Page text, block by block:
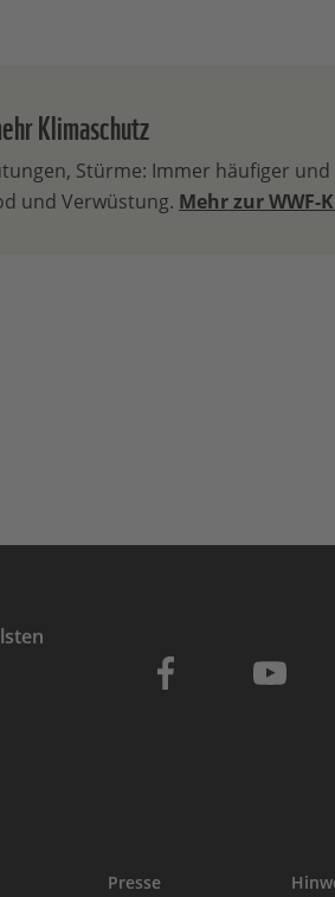
Klimaschutz
Stürme: Immer häufiger
und Verwüstung. Mehr zur
Presse